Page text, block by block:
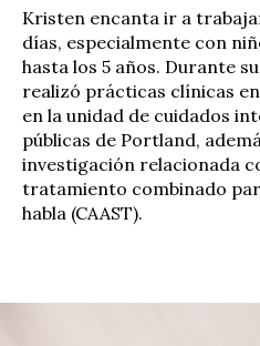
Kristen encanta ir a
días, especialmente con
hasta los 5 años. Durante
realizó prácticas clínicas
en la unidad de cuidados
públicas de Portland,
investigación relacionada
tratamiento combinado
habla (CAAST).